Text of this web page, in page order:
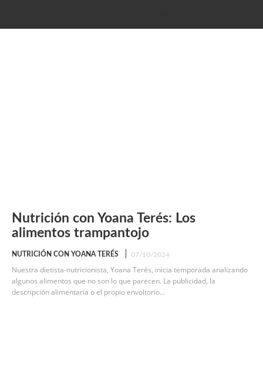
Nutrición con Yoana Terés: Los
alimentos trampantojo
NUTRICIÓN CON YOANA TERÉS 07/10/2024
Nuestra dietista-nutricionista, Yoana Terés, inicia temporada analizando
algunos alimentos que no son lo que parecen. La publicidad, la
descripción alimentaria o el propio envoltorio...